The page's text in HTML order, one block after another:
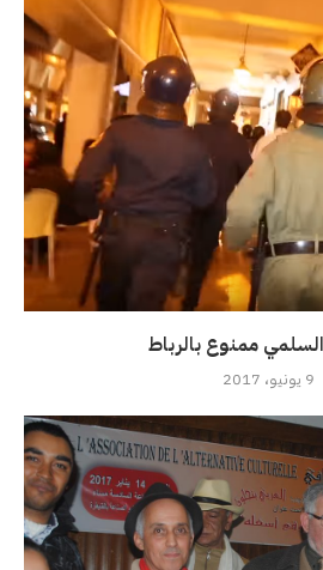
ممنوع بالرباط
9 يونيو، 2017